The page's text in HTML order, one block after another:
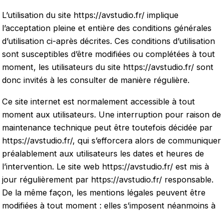
L’utilisation du site https://avstudio.fr/ implique
l’acceptation pleine et entière des conditions générales
d’utilisation ci-après décrites. Ces conditions d’utilisation
sont susceptibles d’être modifiées ou complétées à tout
moment, les utilisateurs du site https://avstudio.fr/ sont
donc invités à les consulter de manière régulière.
Ce site internet est normalement accessible à tout
moment aux utilisateurs. Une interruption pour raison de
maintenance technique peut être toutefois décidée par
https://avstudio.fr/, qui s’efforcera alors de communiquer
préalablement aux utilisateurs les dates et heures de
l’intervention. Le site web https://avstudio.fr/ est mis à
jour régulièrement par https://avstudio.fr/ responsable.
De la même façon, les mentions légales peuvent être
modifiées à tout moment : elles s’imposent néanmoins à